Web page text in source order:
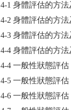
4-1 身體評估的方
4-2 身體評估的方
4-3 身體評估的方
4-4 身體評估的方
4-4 一般性狀態評
4-5 一般性狀態評
4-6 一般性狀態評